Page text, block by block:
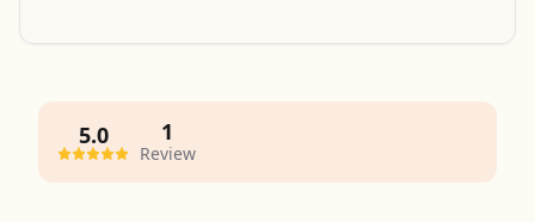
5.0 1
Review